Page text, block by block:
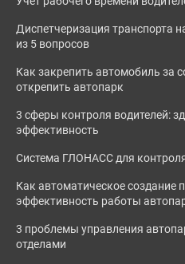
Диспетчеризация транспорта
из 5 вопросов
Как закрепить автомобиль за
открепить автопарк
3 сферы контроля водителей:
эффективность
Система ГЛОНАСС для
Как автоматическое создание
эффективность работы
3 проблемы управления
отделами